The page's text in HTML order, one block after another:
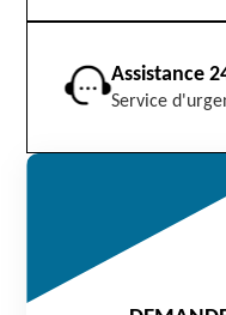
Assistance
Service